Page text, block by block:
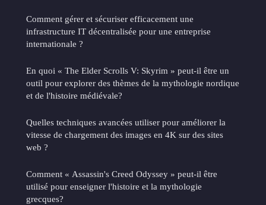
Comment gérer et sécuriser efficacement une
infrastructure IT décentralisée pour une entreprise
internationale ?
En quoi « The Elder Scrolls V: Skyrim » peut-il être un
outil pour explorer des thèmes de la mythologie nordique
et de l'histoire médiévale?
Quelles techniques avancées utiliser pour améliorer la
vitesse de chargement des images en 4K sur des sites
web ?
Comment « Assassin's Creed Odyssey » peut-il être
utilisé pour enseigner l'histoire et la mythologie
grecques?